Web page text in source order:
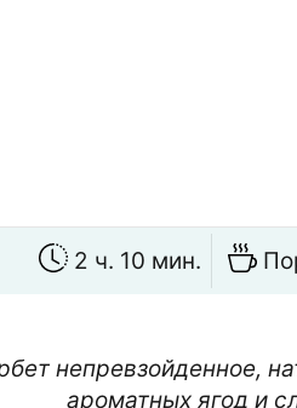
2 ч. 10 мин.
непревзойденное,
ароматных ягод и